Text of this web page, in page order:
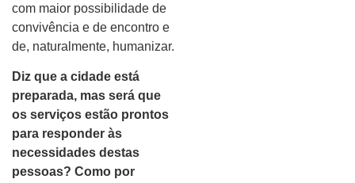
com maior possibilidade de
convivência e de encontro e
de, naturalmente, humanizar.
Diz que a cidade está
preparada, mas será que
os serviços estão prontos
para responder às
necessidades destas
pessoas? Como por